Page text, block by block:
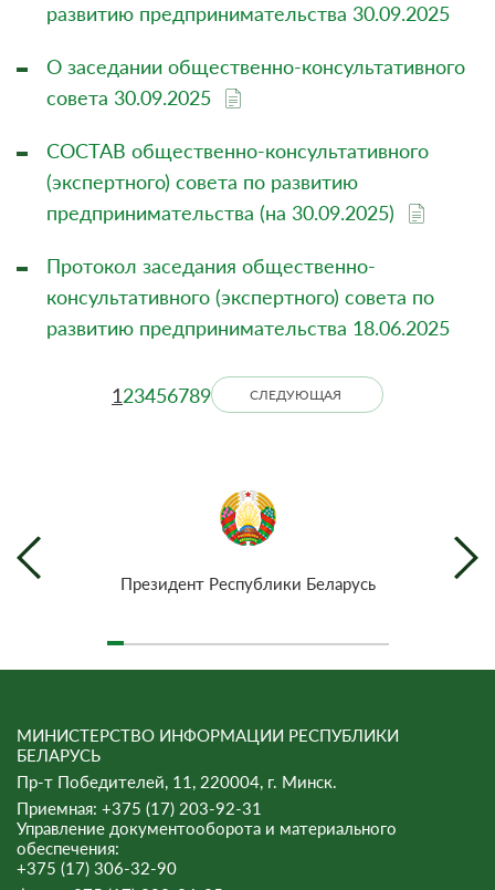
развитию предпринимательства 30.09.2025
О заседании общественно-консультативного
совета 30.09.2025
СОСТАВ общественно-консультативного
(экспертного) совета по развитию
предпринимательства (на 30.09.2025)
Протокол заседания общественно-
консультативного (экспертного) совета по
развитию предпринимательства 18.06.2025
123456789 СЛЕДУЮЩАЯ
Президент Республики Беларусь
МИНИСТЕРСТВО ИНФОРМАЦИИ РЕСПУБЛИКИ
БЕЛАРУСЬ
Пр-т Победителей, 11, 220004, г. Минск.
Приемная: +375 (17) 203-92-31
Управление документооборота и материального
обеспечения:
+375 (17) 306-32-90